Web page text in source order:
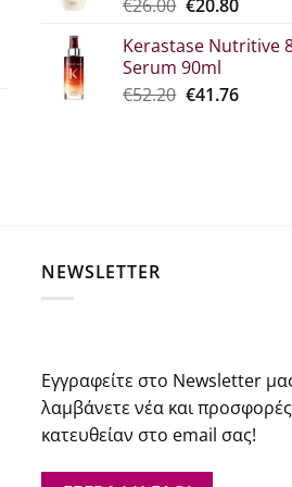
€39.00.
€26.00
was:
€26.00.
€20.80
τιμή
€20.80.
Kerastase Nutritive
Serum 90ml
€52.20 Original
€41.76Η
NEWSLETTER
Εγγραφείτε στο Newsletter
λαμβάνετε νέα και
κατευθείαν στο email σας!